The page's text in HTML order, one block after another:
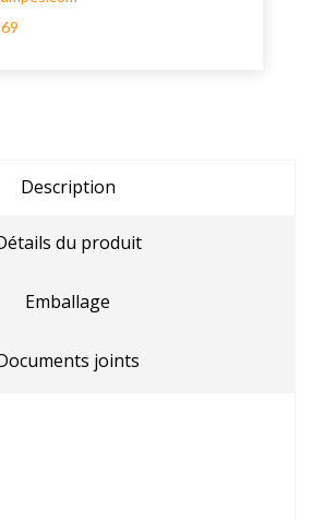
Description
du produit
Emballage
joints